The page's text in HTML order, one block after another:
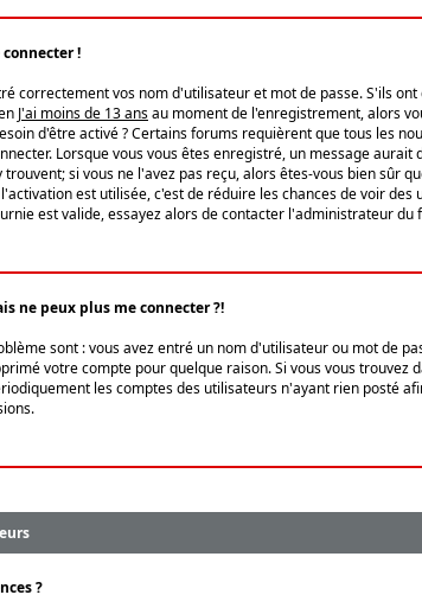
!
correctement vos nom d'utilisateur et mot de passe. S'ils
J'ai moins de 13 ansau moment de l'enregistrement, alors
d'être activé ? Certains forums requièrent que tous les
Lorsque vous vous êtes enregistré, un message
si vous ne l'avez pas reçu, alors êtes-vous bien sûr
est utilisée, c'est de réduire les chances de voir
est valide, essayez alors de contacter l'administrateur du
ne peux plus me connecter ?!
sont : vous avez entré un nom d'utilisateur ou mot de
votre compte pour quelque raison. Si vous vous trouvez
les comptes des utilisateurs n'ayant rien posté
?